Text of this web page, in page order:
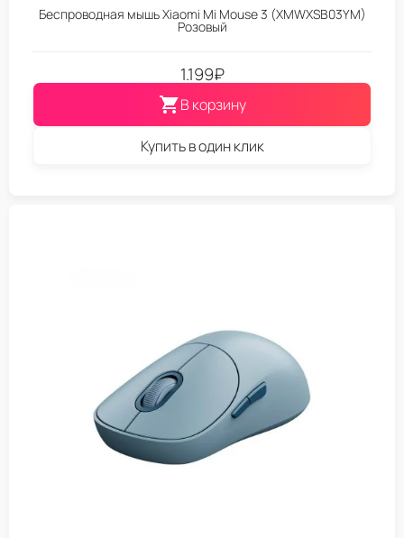
Беспроводная мышь Xiaomi Mi Mouse 3 (XMWXSB03YM)
Розовый
1.199₽
В корзину
Купить в один клик